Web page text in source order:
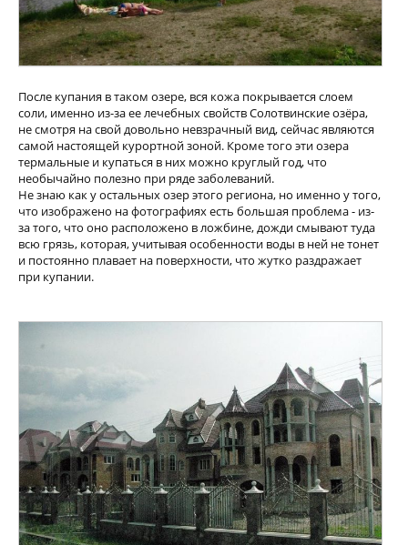
После купания в таком озере, вся кожа покрывается слоем
соли, именно из-за ее лечебных свойств Солотвинские озёра,
не смотря на свой довольно невзрачный вид, сейчас являются
самой настоящей курортной зоной. Кроме того эти озера
термальные и купаться в них можно круглый год, что
необычайно полезно при ряде заболеваний.
Не знаю как у остальных озер этого региона, но именно у того,
что изображено на фотографиях есть большая проблема - из-
за того, что оно расположено в ложбине, дожди смывают туда
всю грязь, которая, учитывая особенности воды в ней не тонет
и постоянно плавает на поверхности, что жутко раздражает
при купании.